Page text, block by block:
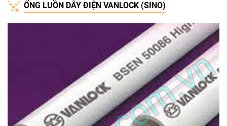
ỐNG LUỒN DÂY ĐIỆN VANLOCK (SINO)